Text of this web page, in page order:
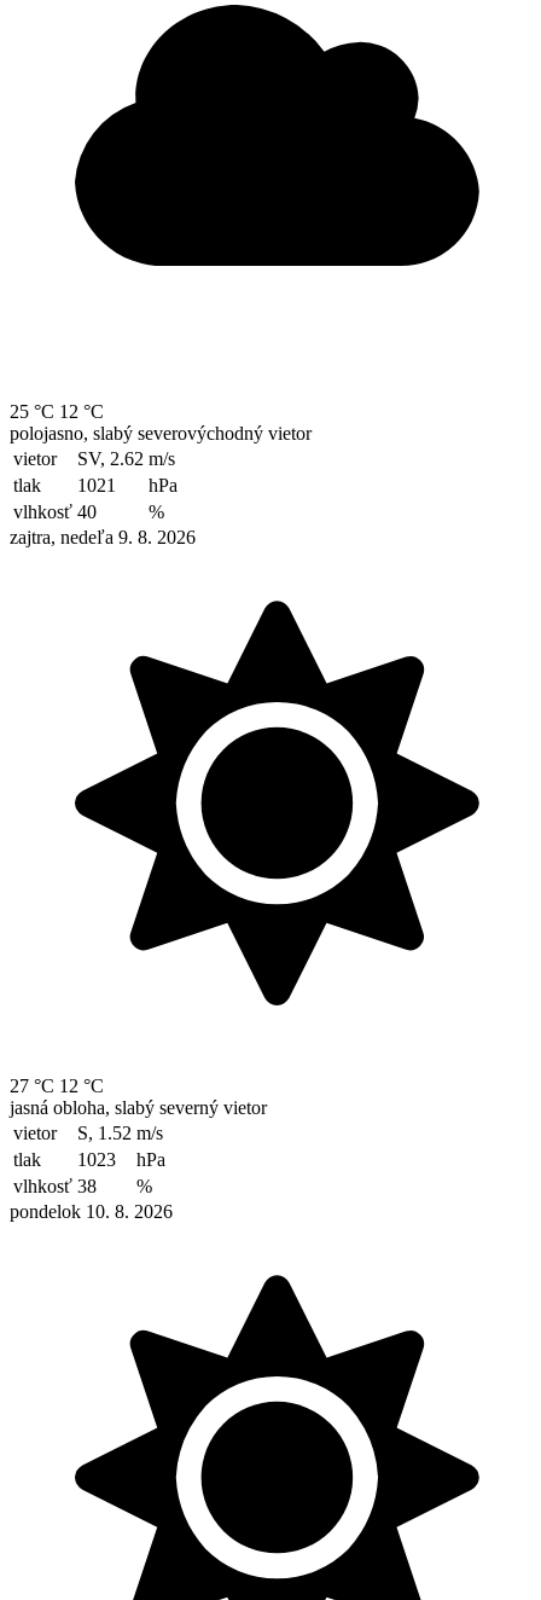
25 °C 12 °C
polojasno, slabý severovýchodný vietor
vietor
SV, 2.62 m/s
tlak
1021
hPa
vlhkosť 40
%
zajtra, nedeľa 9. 8. 2026
27 °C 12 °C
jasná obloha, slabý severný vietor
vietor
S, 1.52 m/s
tlak
1023
hPa
vlhkosť 38
%
pondelok 10. 8. 2026